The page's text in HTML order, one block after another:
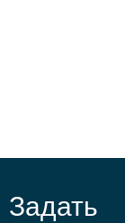
Объект
разделения на
Вилла в тихом и
резиденциями
рядом
До узла
на машине —
Задать